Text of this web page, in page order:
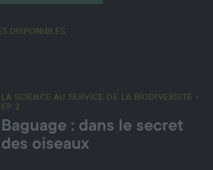
DISPONIBLES
LA SCIENCE AU SERVICE DE LA BIODIVERSITÉ •
EP 2
Baguage : dans le secret
des oiseaux